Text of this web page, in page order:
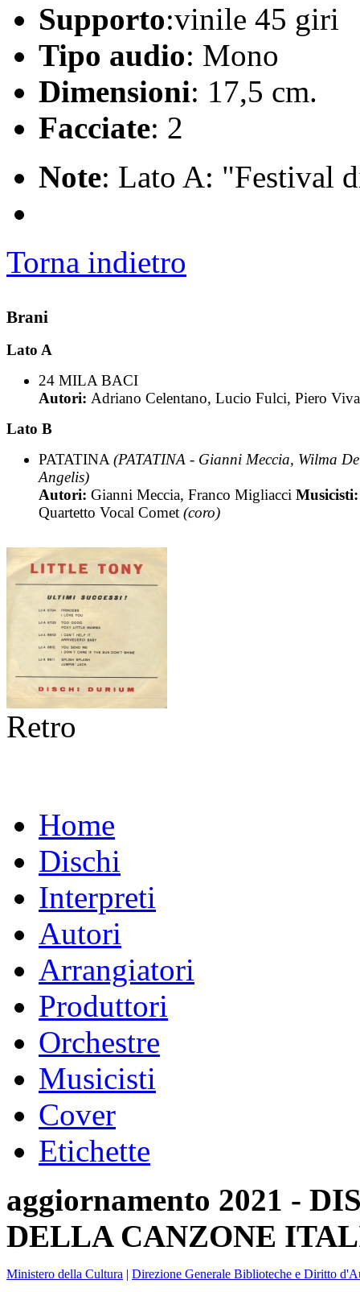
Supporto:vinile 45 giri
Tipo audio: Mono
Dimensioni: 17,5 cm.
Facciate: 2
Note: Lato A: "Festival
Torna indietro
Brani
Lato A
24 MILA BACI
Autori: Adriano Celentano, Lucio Fulci, Piero
Lato B
PATATINA(PATATINA - Gianni Meccia, Wilma De
Angelis)
Autori: Gianni Meccia, Franco Migliacci Musicisti:
Quartetto Vocal Comet (coro)
Retro
Home
Dischi
Interpreti
Autori
Arrangiatori
Produttori
Orchestre
Musicisti
Cover
Etichette
aggiornamento 2021 -
DELLA CANZONE
Ministero della Cultura | Direzione Generale Biblioteche e Diritto